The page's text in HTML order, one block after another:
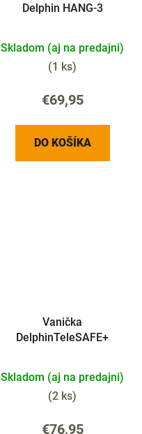
Delphin HANG-3
Skladom (aj na predajni)
(1 ks)
€69,95
DO KOŠÍKA
Vanička
DelphinTeleSAFE+
Skladom (aj na predajni)
(2 ks)
€76,95